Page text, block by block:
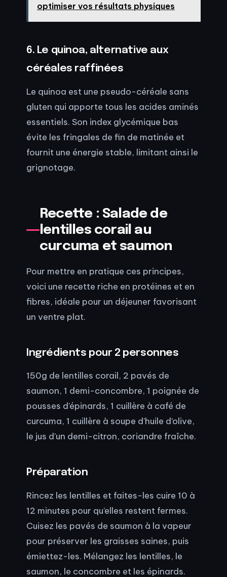
optimiser vos résultats physiques
6. Le quinoa, alternative aux
céréales raffinées
Le quinoa est une pseudo-céréale sans
gluten qui apporte tous les acides aminés
essentiels. Son index glycémique bas
évite les fringales de fin de matinée et
fournit une énergie stable, limitant ainsi le
grignotage.
Recette : Salade de
lentilles corail au
curcuma et saumon
Pour mettre en pratique ces principes,
voici une recette riche en protéines et en
fibres, idéale pour un déjeuner favorisant
un ventre plat.
Ingrédients pour 2 personnes
150g de lentilles corail, 2 pavés de
saumon, 1 demi-concombre, 1 poignée de
pousses d’épinards, 1 cuillère à café de
curcuma, 1 cuillère à soupe d’huile d’olive,
le jus d’un demi-citron, coriandre fraîche.
Préparation
Rincez les lentilles et faites-les cuire 10 à
12 minutes pour qu’elles restent fermes.
Cuisez les pavés de saumon à la vapeur
pour préserver les graisses saines, puis
émiettez-les. Mélangez les lentilles, le
saumon, le concombre et les épinards.